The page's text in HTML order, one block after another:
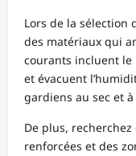
Lors de la sélection
des matériaux qui
courants incluent le
et évacuent
gardiens au sec et
De plus,
renforcées et des